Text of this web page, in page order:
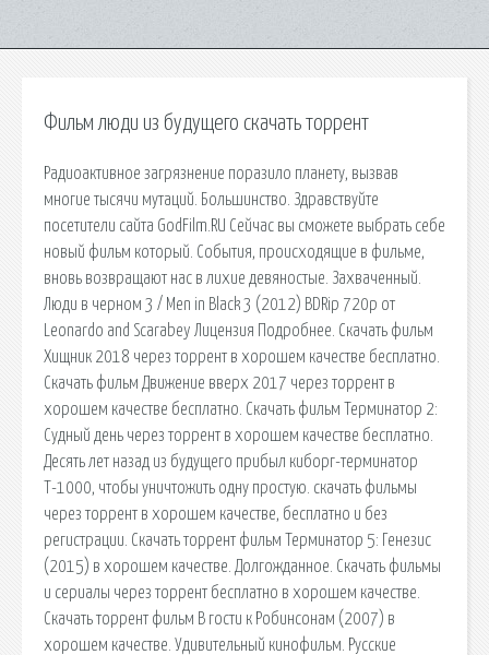
Фильм люди из будущего скачать торрент
Радиоактивное загрязнение поразило планету, вызвав
многие тысячи мутаций. Большинство. Здравствуйте
посетители сайта GodFilm.RU Сейчас вы сможете выбрать себе
новый фильм который. События, происходящие в фильме,
вновь возвращают нас в лихие девяностые. Захваченный.
Люди в черном 3 / Men in Black 3 (2012) BDRip 720p от
Leonardo and Scarabey Лицензия Подробнее. Скачать фильм
Хищник 2018 через торрент в хорошем качестве бесплатно.
Скачать фильм Движение вверх 2017 через торрент в
хорошем качестве бесплатно. Скачать фильм Терминатор 2:
Судный день через торрент в хорошем качестве бесплатно.
Десять лет назад из будущего прибыл киборг-терминатор
Т-1000, чтобы уничтожить одну простую. скачать фильмы
через торрент в хорошем качестве, бесплатно и без
регистрации. Скачать торрент фильм Терминатор 5: Генезис
(2015) в хорошем качестве. Долгожданное. Скачать фильмы
и сериалы через торрент бесплатно в хорошем качестве.
Скачать торрент фильм В гости к Робинсонам (2007) в
хорошем качестве. Удивительный кинофильм. Русские